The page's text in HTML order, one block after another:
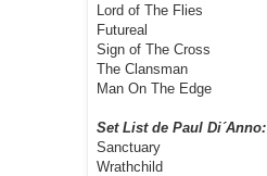
Lord of The Flies
Futureal
Sign of The Cross
The Clansman
Man On The Edge
Set List de Paul Di´Anno:
Sanctuary
Wrathchild